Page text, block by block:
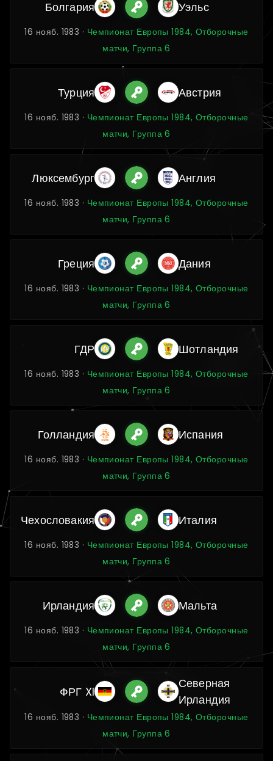
Болгария Уэльс
16 нояб. 1983 · Чемпионат Европы 1984, Отборочные
матчи, Группа 6
Турция Австрия
16 нояб. 1983 · Чемпионат Европы 1984, Отборочные
матчи, Группа 6
Люксембург Англия
16 нояб. 1983 · Чемпионат Европы 1984, Отборочные
матчи, Группа 6
Греция Дания
16 нояб. 1983 · Чемпионат Европы 1984, Отборочные
матчи, Группа 6
ГДР Шотландия
16 нояб. 1983 · Чемпионат Европы 1984, Отборочные
матчи, Группа 6
Голландия Испания
16 нояб. 1983 · Чемпионат Европы 1984, Отборочные
матчи, Группа 6
Чехословакия Италия
16 нояб. 1983 · Чемпионат Европы 1984, Отборочные
матчи, Группа 6
Ирландия Мальта
16 нояб. 1983 · Чемпионат Европы 1984, Отборочные
матчи, Группа 6
ФРГ XI
Северная
Ирландия
16 нояб. 1983 · Чемпионат Европы 1984, Отборочные
матчи, Группа 6